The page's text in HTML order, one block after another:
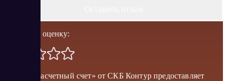
Поставить оценку:
Проект «Расчетный счет» от СКБ Контур предоставляет